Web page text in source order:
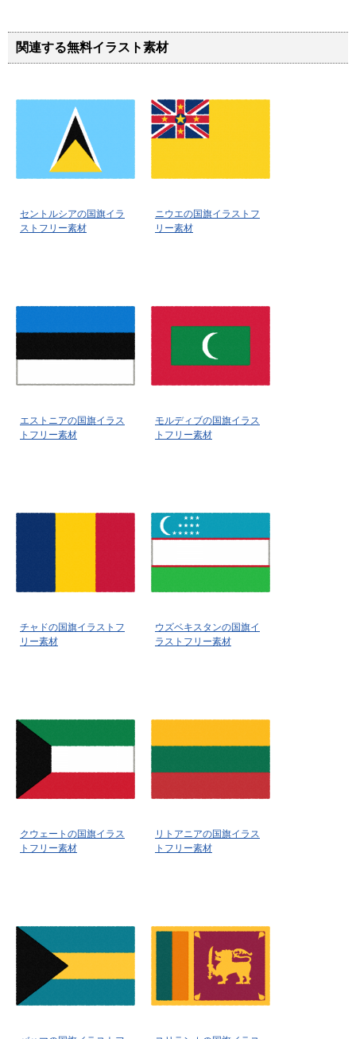
関連する無料イラスト素材
セントルシアの国旗イラ
ストフリー素材
ニウエの国旗イラストフ
リー素材
エストニアの国旗イラス
トフリー素材
モルディブの国旗イラス
トフリー素材
チャドの国旗イラストフ
リー素材
ウズベキスタンの国旗イ
ラストフリー素材
クウェートの国旗イラス
トフリー素材
リトアニアの国旗イラス
トフリー素材